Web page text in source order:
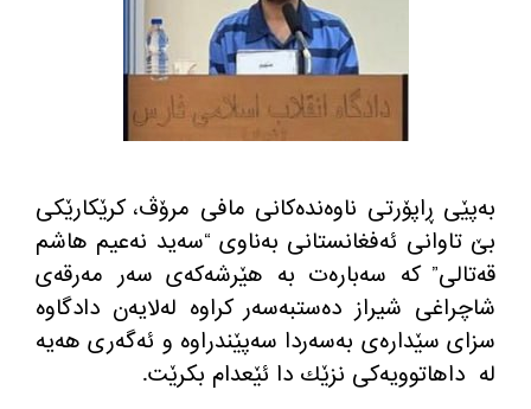
به‌پێی ڕاپۆرتی ناوه‌نده‌كانی مافی مرۆڤ، كرێكارێكی
بێ تاوانی ئه‌فغانستانی به‌ناوی “سه‌ید نه‌عیم هاشم
قه‌تالی” كه‌ سه‌باره‌ت به‌ هێرشه‌كه‌ی سه‌ر مه‌رقه‌ی
شاچراغی شیراز ده‌ستبه‌سه‌ر كراوه‌ له‌لایه‌ن دادگاوه‌
سزای سێداره‌ی به‌سه‌ردا سه‌پێندراوه‌ و ئه‌گه‌ری هه‌یه‌
له‌ داهاتوویه‌كی نزێك دا ئێعدام بكرێت.